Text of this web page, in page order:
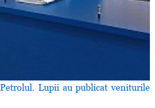
Lupii au publicat veniturile